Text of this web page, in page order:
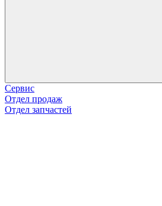
Сервис
Отдел продаж
Отдел запчастей